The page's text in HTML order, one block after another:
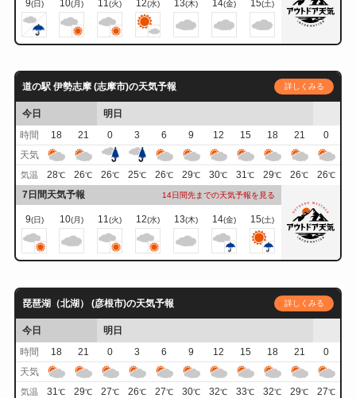
9(日) 10(月) 11(火) 12(水) 13(木) 14(金) 15(土)
道の駅 伊勢志摩 (志摩市)の天気予報 詳しくみる
今日
明日
時間
18 21 0 3 6 9 12 15 18 21
0
天気
気温 28℃ 26℃ 26℃ 25℃ 26℃ 29℃ 30℃ 31℃ 29℃ 26℃ 26℃
7日間天気予報 14日間先までの天気予報を見る
9(日) 10(月) 11(火) 12(水) 13(木) 14(金) 15(土)
琵琶湖（北湖） (彦根市)の天気予報 詳しくみる
今日
明日
時間
18 21 0 3 6 9 12 15 18 21
0
天気
気温 31℃ 29℃ 27℃ 26℃ 27℃ 30℃ 32℃ 33℃ 32℃ 29℃ 27℃